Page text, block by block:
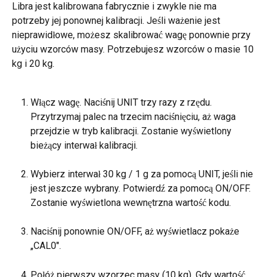
Libra jest kalibrowana fabrycznie i zwykle nie ma
potrzeby jej ponownej kalibracji. Jeśli ważenie jest
nieprawidłowe, możesz skalibrować wagę ponownie przy
użyciu wzorców masy. Potrzebujesz wzorców o masie 10
kg i 20 kg.
Włącz wagę. Naciśnij UNIT trzy razy z rzędu.
Przytrzymaj palec na trzecim naciśnięciu, aż waga
przejdzie w tryb kalibracji. Zostanie wyświetlony
bieżący interwał kalibracji.
Wybierz interwał 30 kg / 1 g za pomocą UNIT, jeśli nie
jest jeszcze wybrany. Potwierdź za pomocą ON/OFF.
Zostanie wyświetlona wewnętrzna wartość kodu.
Naciśnij ponownie ON/OFF, aż wyświetlacz pokaże
„CAL0".